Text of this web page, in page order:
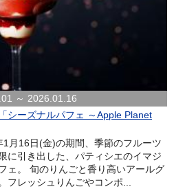
～ 2026.01.16
シーズナルパフェ ～Apple Planet
月16日(金)の期間、季節のフルーツ
に引き出した、パティシエのイマジ
ェ。 旬のりんごと香り高いアールグ
フレッシュりんごやコンポ...